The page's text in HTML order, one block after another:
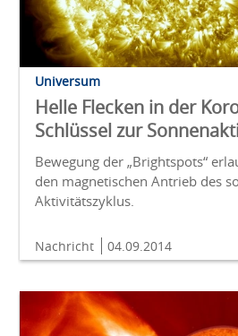
Universum
Helle Flecken in der
Schlüssel zur
Bewegung der „Brightspots“
den magnetischen Antrieb des
Aktivitätszyklus.
Nachricht 04.09.2014